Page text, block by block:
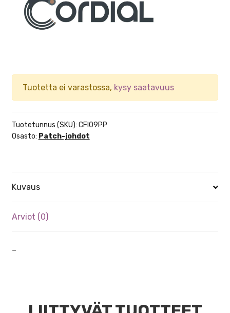
Tuotetta ei varastossa, kysy saatavuus
Tuotetunnus (SKU): CFI09PP
Osasto: Patch-johdot
Kuvaus
Arviot (0)
–